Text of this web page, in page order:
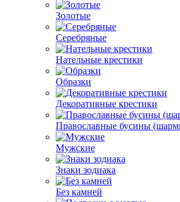
Золотые
Серебряные
Нательные крестики
Образки
Декоративные крестики
Православные бусины
Мужские
Знаки зодиака
Без камней